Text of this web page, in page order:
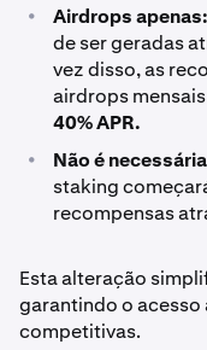
• Airdrops apenas:
de ser geradas
vez disso, as
airdrops
40% APR.
• Não é
staking
recompensas
Esta alteração
garantindo o acesso
competitivas.